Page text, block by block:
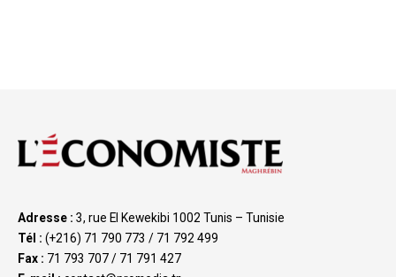
Adresse : 3, rue El Kewekibi 1002 Tunis – Tunisie
Tél : (+216) 71 790 773 / 71 792 499
Fax : 71 793 707 / 71 791 427